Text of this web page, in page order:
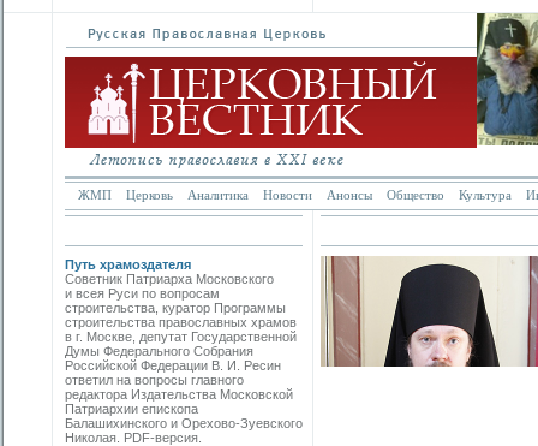
ЖМП Церковь Аналитика Новости Анонсы Общество Культура
Путь храмоздателя
Советник Патриарха Московского
и всея Руси по вопросам
строительства, куратор Программы
строительства православных храмов
в г. Москве, депутат Государственной
Думы Федерального Собрания
Российской Федерации В. И. Ресин
ответил на вопросы главного
редактора Издательства Московской
Патриархии епископа
Балашихинского и Орехово-Зуевского
Николая. PDF-версия.